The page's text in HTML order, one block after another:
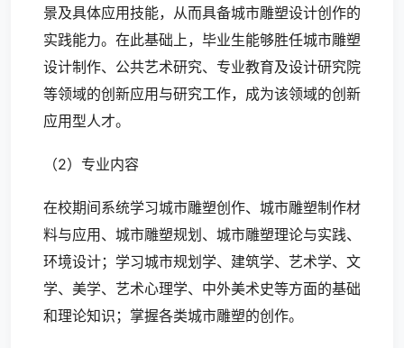
景及具体应用技能，从而具备城市雕塑设计创作的
实践能力。在此基础上，毕业生能够胜任城市雕塑
设计制作、公共艺术研究、专业教育及设计研究院
等领域的创新应用与研究工作，成为该领域的创新
应用型人才。
（2）专业内容
在校期间系统学习城市雕塑创作、城市雕塑制作材
料与应用、城市雕塑规划、城市雕塑理论与实践、
环境设计；学习城市规划学、建筑学、艺术学、文
学、美学、艺术心理学、中外美术史等方面的基础
和理论知识；掌握各类城市雕塑的创作。